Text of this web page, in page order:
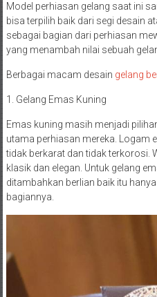
Model perhiasan gelang saat ini
bisa terpilih baik dari segi desain
sebagai bagian dari perhiasan
yang menambah nilai sebuah
Berbagai macam desain gelang
1. Gelang Emas Kuning
Emas kuning masih menjadi
utama perhiasan mereka. Logam
tidak berkarat dan tidak terkorosi.
klasik dan elegan. Untuk gelang
ditambahkan berlian baik itu
bagiannya.